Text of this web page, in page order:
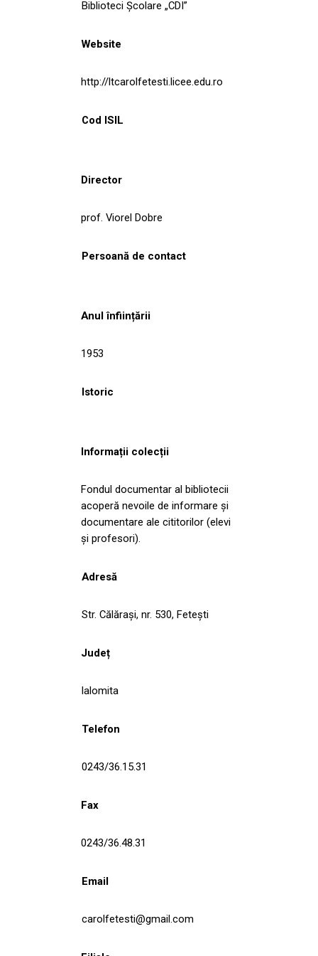
Biblioteci Școlare „CDI”
Website
http://ltcarolfetesti.licee.edu.ro
Cod ISIL
Director
prof. Viorel Dobre
Persoană de contact
Anul înființării
1953
Istoric
Informații colecții
Fondul documentar al bibliotecii
acoperă nevoile de informare și
documentare ale cititorilor (elevi
și profesori).
Adresă
Str. Călăraşi, nr. 530, Fetești
Județ
Ialomita
Telefon
0243/36.15.31
Fax
0243/36.48.31
Email
carolfetesti@gmail.com